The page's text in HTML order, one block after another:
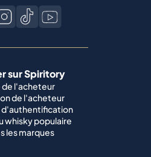
sur Spiritory
de l'acheteur
de l'acheteur
d'authentification
whisky populaire
les marques